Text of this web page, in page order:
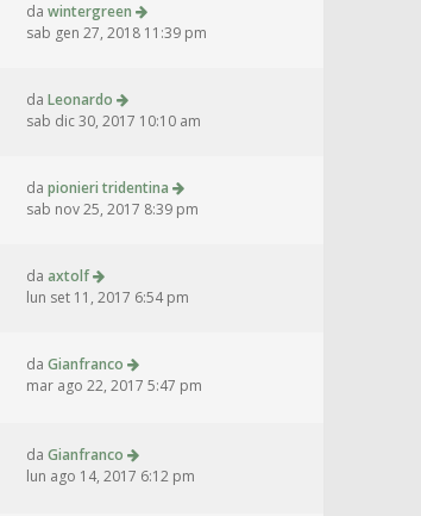
da wintergreen
sab gen 27, 2018 11:39 pm
da Leonardo
sab dic 30, 2017 10:10 am
da pionieri tridentina
sab nov 25, 2017 8:39 pm
da axtolf
lun set 11, 2017 6:54 pm
da Gianfranco
mar ago 22, 2017 5:47 pm
da Gianfranco
lun ago 14, 2017 6:12 pm